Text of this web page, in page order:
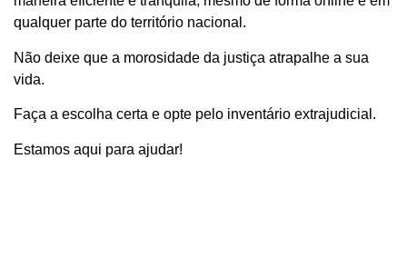
qualquer parte do território nacional.
Não deixe que a morosidade da justiça atrapalhe a sua
vida.
Faça a escolha certa e opte pelo inventário extrajudicial.
Estamos aqui para ajudar!